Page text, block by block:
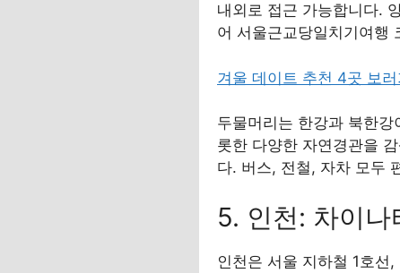
내외로 접근 가능합니다.
어 서울근교당일치기여행
겨울 데이트 추천 4곳 보러
두물머리는 한강과 북한
롯한 다양한 자연경관을
다. 버스, 전철, 자차 모두
5. 인천: 차이나
인천은 서울 지하철 1호